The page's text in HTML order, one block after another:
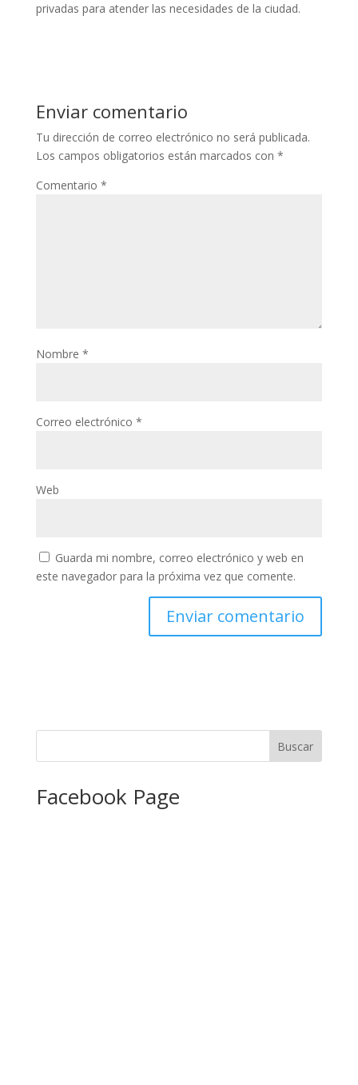
privadas para atender las necesidades de la ciudad.
Enviar comentario
Tu dirección de correo electrónico no será publicada.
Los campos obligatorios están marcados con *
Comentario *
Nombre *
Correo electrónico *
Web
Guarda mi nombre, correo electrónico y web en
este navegador para la próxima vez que comente.
Facebook Page